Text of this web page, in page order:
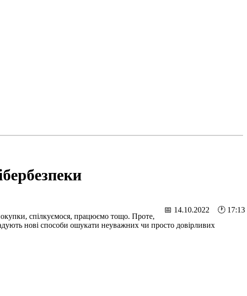
📅 14.10.2022 🕐 17:13
спілкуємося, працюємо тощо. Проте,
нові способи ошукати неуважних чи просто довірливих